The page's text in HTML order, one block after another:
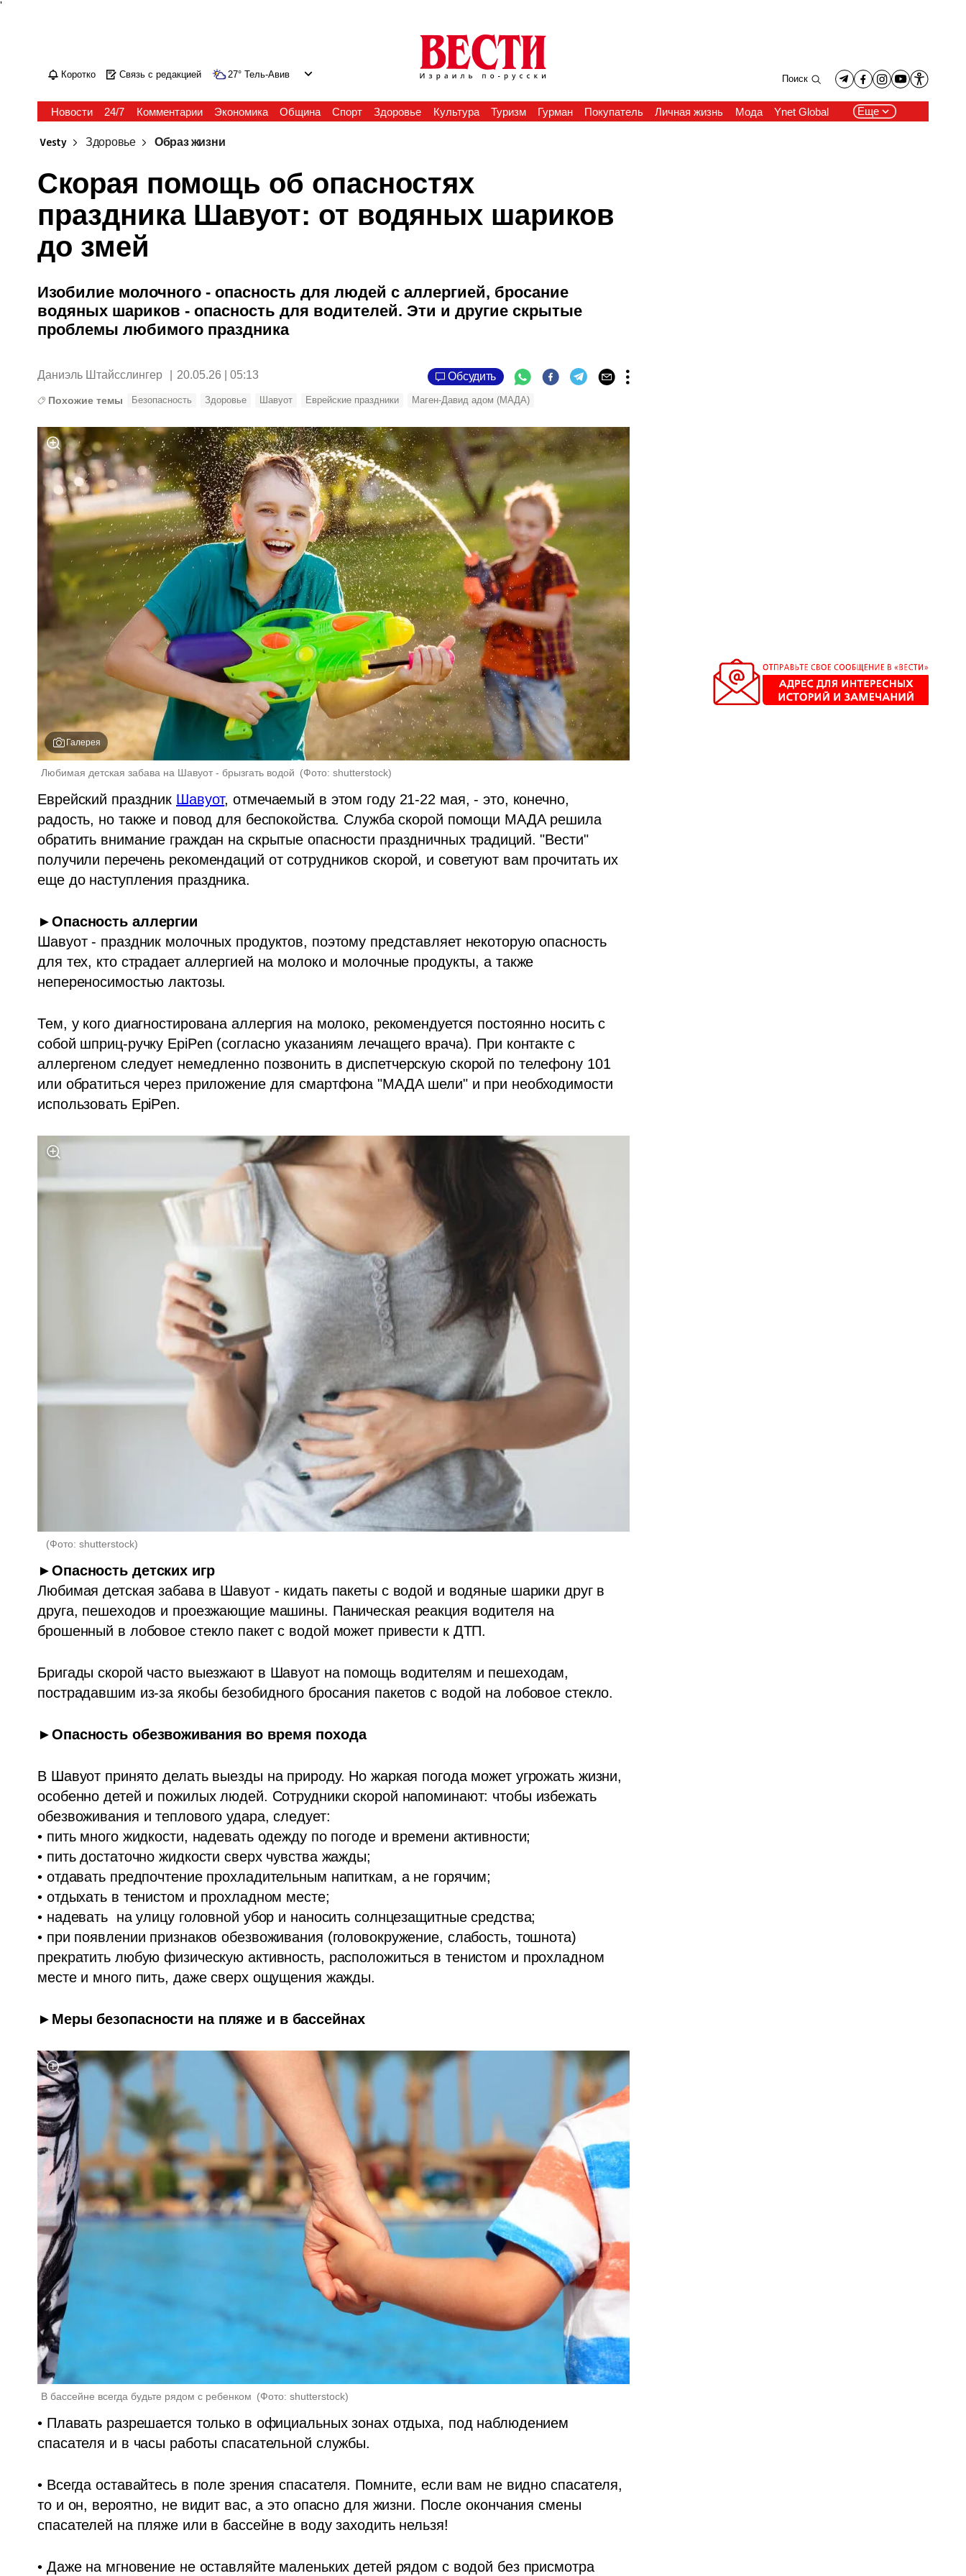
'
Коротко Связь с редакцией 27° Тель-Авив Поиск
Новости 24/7 Комментарии Экономика Община Спорт Здоровье Культура Туризм Гурман Покупатель Личная жизнь Мода Ynet Global Еще
Vesty Здоровье Образ жизни
Скорая помощь об опасностях
праздника Шавуот: от водяных шариков
до змей
Изобилие молочного - опасность для людей с аллергией, бросание
водяных шариков - опасность для водителей. Эти и другие скрытые
проблемы любимого праздника
Даниэль Штайсслингер 20.05.26 | 05:13 Обсудить
Похожие темы Безопасность Здоровье Шавуот Еврейские праздники Маген-Давид адом (МАДА)
Галерея
Любимая детская забава на Шавуот - брызгать водой (Фото: shutterstock)
Еврейский праздник Шавуот, отмечаемый в этом году 21-22 мая, - это, конечно,
радость, но также и повод для беспокойства. Служба скорой помощи МАДА решила
обратить внимание граждан на скрытые опасности праздничных традиций. "Вести"
получили перечень рекомендаций от сотрудников скорой, и советуют вам прочитать их
еще до наступления праздника.
Шавуот - праздник молочных продуктов, поэтому представляет некоторую опасность
для тех, кто страдает аллергией на молоко и молочные продукты, а также
непереносимостью лактозы.
Тем, у кого диагностирована аллергия на молоко, рекомендуется постоянно носить с
собой шприц-ручку EpiPen (согласно указаниям лечащего врача). При контакте с
аллергеном следует немедленно позвонить в диспетчерскую скорой по телефону 101
или обратиться через приложение для смартфона "МАДА шели" и при необходимости
использовать EpiPen.
(Фото: shutterstock)
►Опасность детских игр
Любимая детская забава в Шавуот - кидать пакеты с водой и водяные шарики друг в
друга, пешеходов и проезжающие машины. Паническая реакция водителя на
брошенный в лобовое стекло пакет с водой может привести к ДТП.
Бригады скорой часто выезжают в Шавуот на помощь водителям и пешеходам,
пострадавшим из-за якобы безобидного бросания пакетов с водой на лобовое стекло.
►Опасность обезвоживания во время похода
В Шавуот принято делать выезды на природу. Но жаркая погода может угрожать жизни,
особенно детей и пожилых людей. Сотрудники скорой напоминают: чтобы избежать
обезвоживания и теплового удара, следует:
• пить много жидкости, надевать одежду по погоде и времени активности;
• пить достаточно жидкости сверх чувства жажды;
• отдавать предпочтение прохладительным напиткам, а не горячим;
• отдыхать в тенистом и прохладном месте;
• надевать  на улицу головной убор и наносить солнцезащитные средства;
• при появлении признаков обезвоживания (головокружение, слабость, тошнота)
прекратить любую физическую активность, расположиться в тенистом и прохладном
месте и много пить, даже сверх ощущения жажды.
►Меры безопасности на пляже и в бассейнах
В бассейне всегда будьте рядом с ребенком (Фото: shutterstock)
• Плавать разрешается только в официальных зонах отдыха, под наблюдением
спасателя и в часы работы спасательной службы.
• Всегда оставайтесь в поле зрения спасателя. Помните, если вам не видно спасателя,
то и он, вероятно, не видит вас, а это опасно для жизни. После окончания смены
спасателей на пляже или в бассейне в воду заходить нельзя!
• Даже на мгновение не оставляйте маленьких детей рядом с водой без присмотра